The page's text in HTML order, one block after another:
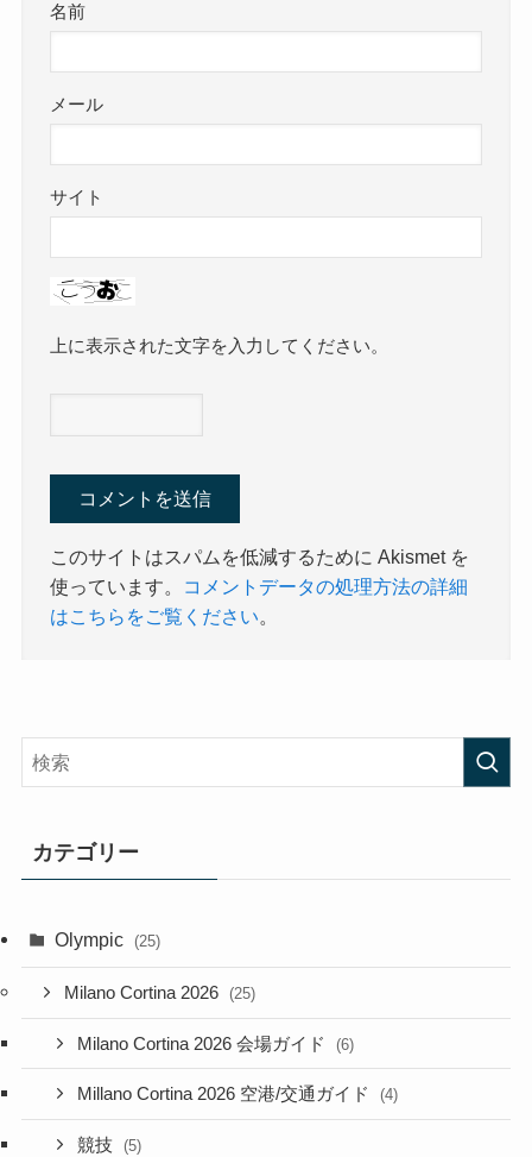
名前
メール
サイト
上に表示された文字を入力してください。
このサイトはスパムを低減するために Akismet を
使っています。
コメントデータの処理方法の詳細
はこちらをご覧ください。
カテゴリー
Olympic (25)
Milano Cortina 2026 (25)
Milano Cortina 2026 会場ガイド (6)
Millano Cortina 2026 空港/交通ガイド (4)
競技 (5)